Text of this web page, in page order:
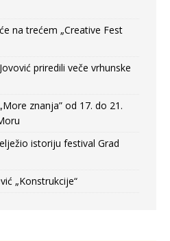
na trećem „Creative Fest
priredili veče vrhunske
znanja” od 17. do 21.
istoriju festival Grad
„Konstrukcije“